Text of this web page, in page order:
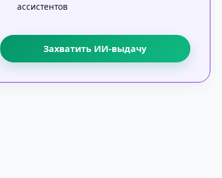
ассистентов
Захватить ИИ-выдачу